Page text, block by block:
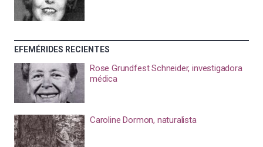
EFEMÉRIDES RECIENTES
Rose Grundfest Schneider, investigadora
médica
Caroline Dormon, naturalista